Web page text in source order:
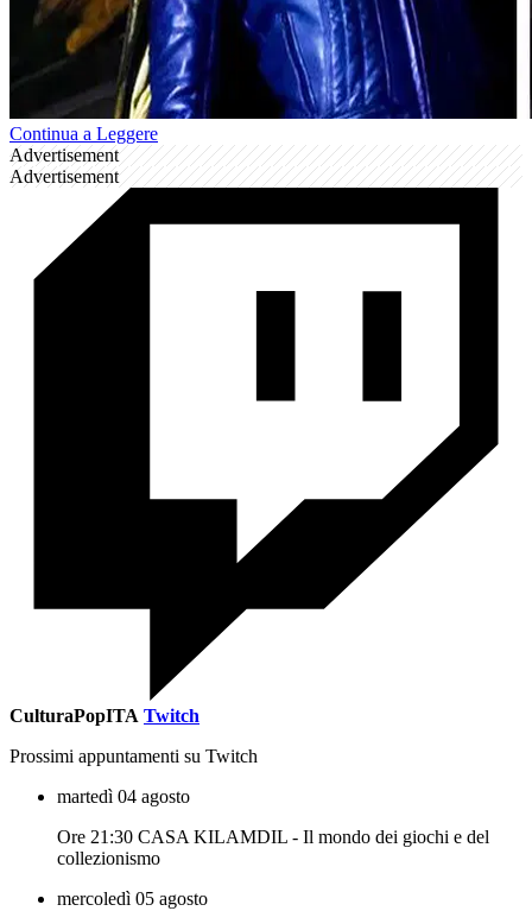
Continua a Leggere
Advertisement
Advertisement
CulturaPopITA Twitch
Prossimi appuntamenti su Twitch
martedì 04 agosto
Ore 21:30 CASA KILAMDIL - Il mondo dei giochi e del
collezionismo
mercoledì 05 agosto